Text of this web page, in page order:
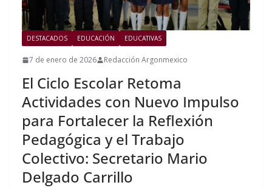
DESTACADOS EDUCACIÓN EDUCATIVAS
7 de enero de 2026 Redacción Argonmexico
El Ciclo Escolar Retoma
Actividades con Nuevo Impulso
para Fortalecer la Reflexión
Pedagógica y el Trabajo
Colectivo: Secretario Mario
Delgado Carrillo